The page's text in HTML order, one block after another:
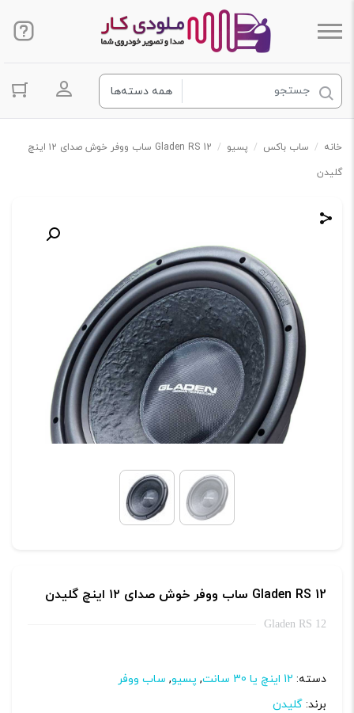
ورود به
خانه / ساب باکس / پسیو /
Gladen RS 12 ساب ووفر خوش صدای ۱۲ اینچ
گلیدن
Gladen RS 12 ساب ووفر خوش صدای ۱۲ اینچ گلیدن
Gladen RS 12
دسته: 12 اینچ یا 30 سانت , پسیو, ساب ووفر
برند: گلیدن